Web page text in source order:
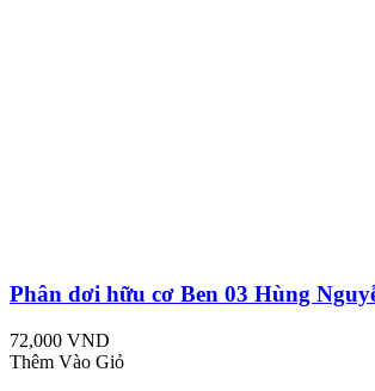
Phân dơi hữu cơ Ben 03 Hùng
72,000 VND
Thêm Vào Giỏ